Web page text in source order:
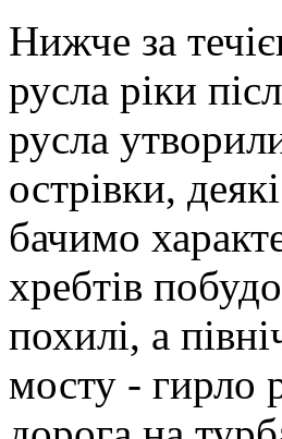
Нижче за
русла ріки
русла
острівки,
бачимо
хребтів
похилі, а
мосту - гирло